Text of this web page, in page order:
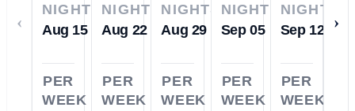
‹
NIGHTS
Aug 15
PER
WEEK
NIGHTS
Aug 22
PER
WEEK
NIGHTS
Aug 29
PER
WEEK
NIGHTS
Sep 05
PER
WEEK
NIGHTS
Sep 12
PER
WEEK
›